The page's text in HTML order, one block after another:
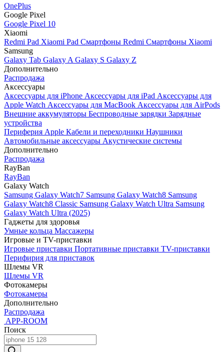
OnePlus
Google Pixel
Google Pixel 10
Xiaomi
Redmi Pad Xiaomi Pad Смартфоны Redmi Смартфоны Xiaomi
Samsung
Galaxy Tab Galaxy A Galaxy S Galaxy Z
Дополнительно
Распродажа
Аксессуары
Аксессуары для iPhone Аксессуары для iPad Аксессуары для
Apple Watch Аксессуары для MacBook Аксессуары для AirPods
Внешние аккумуляторы Беспроводные зарядки Зарядные
устройства
Периферия Apple Кабели и переходники Наушники
Автомобильные аксессуары Акустические системы
Дополнительно
Распродажа
RayBan
RayBan
Galaxy Watch
Samsung Galaxy Watch7 Samsung Galaxy Watch8 Samsung
Galaxy Watch8 Classic Samsung Galaxy Watch Ultra Samsung
Galaxy Watch Ultra (2025)
Гаджеты для здоровья
Умные кольца Массажеры
Игровые и TV-приставки
Игровые приставки Портативные приставки TV-приставки
Перифирия для приставок
Шлемы VR
Шлемы VR
Фотокамеры
Фотокамеры
Дополнительно
Распродажа
APP-ROOM
Поиск
Поиск
товаров